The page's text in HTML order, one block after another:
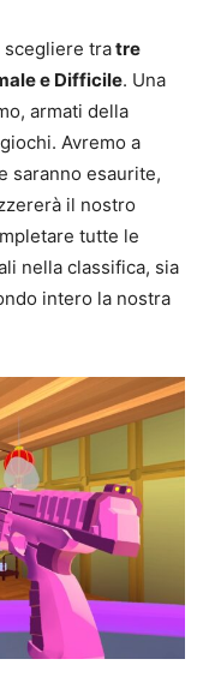
scegliere tratre
e Difficile. Una
armati della
Avremo a
saranno esaurite,
il nostro
tutte le
nella classifica, sia
intero la nostra